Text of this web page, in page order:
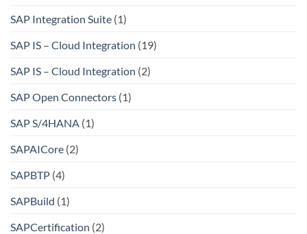
SAP Integration Suite (1)
SAP IS – Cloud Integration (19)
SAP IS – Cloud Integration (2)
SAP Open Connectors (1)
SAP S/4HANA (1)
SAPAICore (2)
SAPBTP (4)
SAPBuild (1)
SAPCertification (2)